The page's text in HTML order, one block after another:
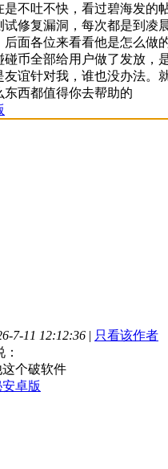
是不吐不快，看过碧海发的
试修复漏洞，每次都是到凌
后面各位来看看他是怎么做
碰币全部给用户做了发放，
友谊针对我，谁也没办法。
东西都值得你去帮助的
7-11 12:12:36 | 只看该作者
个破软件
卓版